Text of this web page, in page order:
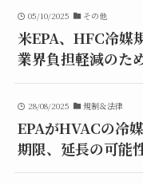
05/10/2025 その他
米EPA、HFC冷媒
業界負担軽減のた
28/08/2025 規制＆法律
EPAがHVACの冷
期限、延長の可能